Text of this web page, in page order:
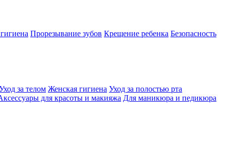
Прорезывание зубов Крещение ребенка Безопасность
за телом Женская гигиена Уход за полостью рта
для красоты и макияжа Для маникюра и педикюра